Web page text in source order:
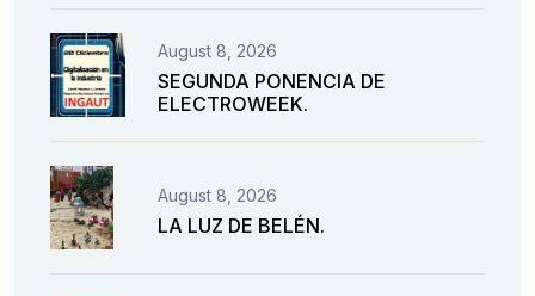
August 8, 2026
SEGUNDA PONENCIA DE
ELECTROWEEK.
August 8, 2026
LA LUZ DE BELÉN.